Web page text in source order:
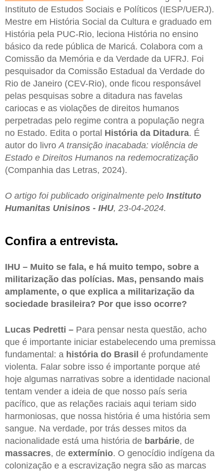
Instituto de Estudos Sociais e Políticos (IESP/UERJ).
Mestre em História Social da Cultura e graduado em
História pela PUC-Rio, leciona História no ensino
básico da rede pública de Maricá. Colabora com a
Comissão da Memória e da Verdade da UFRJ. Foi
pesquisador da Comissão Estadual da Verdade do
Rio de Janeiro (CEV-Rio), onde ficou responsável
pelas pesquisas sobre a ditadura nas favelas
cariocas e as violações de direitos humanos
perpetradas pelo regime contra a população negra
no Estado. Edita o portal História da Ditadura. É
autor do livro A transição inacabada: violência de
Estado e Direitos Humanos na redemocratização
(Companhia das Letras, 2024).
O artigo foi publicado originalmente pelo Instituto
Humanitas Unisinos - IHU, 23-04-2024.
Confira a entrevista.
IHU – Muito se fala, e há muito tempo, sobre a
militarização das polícias. Mas, pensando mais
amplamente, o que explica a militarização da
sociedade brasileira? Por que isso ocorre?
Lucas Pedretti – Para pensar nesta questão, acho
que é importante iniciar estabelecendo uma premissa
fundamental: a história do Brasil é profundamente
violenta. Falar sobre isso é importante porque até
hoje algumas narrativas sobre a identidade nacional
tentam vender a ideia de que nosso país seria
pacífico, que as relações raciais aqui teriam sido
harmoniosas, que nossa história é uma história sem
sangue. Na verdade, por trás desses mitos da
nacionalidade está uma história de barbárie, de
massacres, de extermínio. O genocídio indígena da
colonização e a escravização negra são as marcas